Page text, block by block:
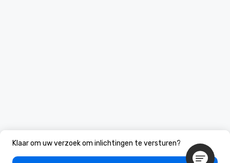
Klaar om uw verzoek om inlichtingen te versturen?